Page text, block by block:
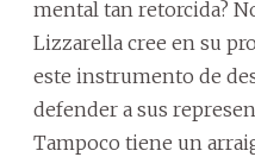
mental tan retorcida?
Lizzarella cree en su
este instrumento de
defender a sus
Tampoco tiene un